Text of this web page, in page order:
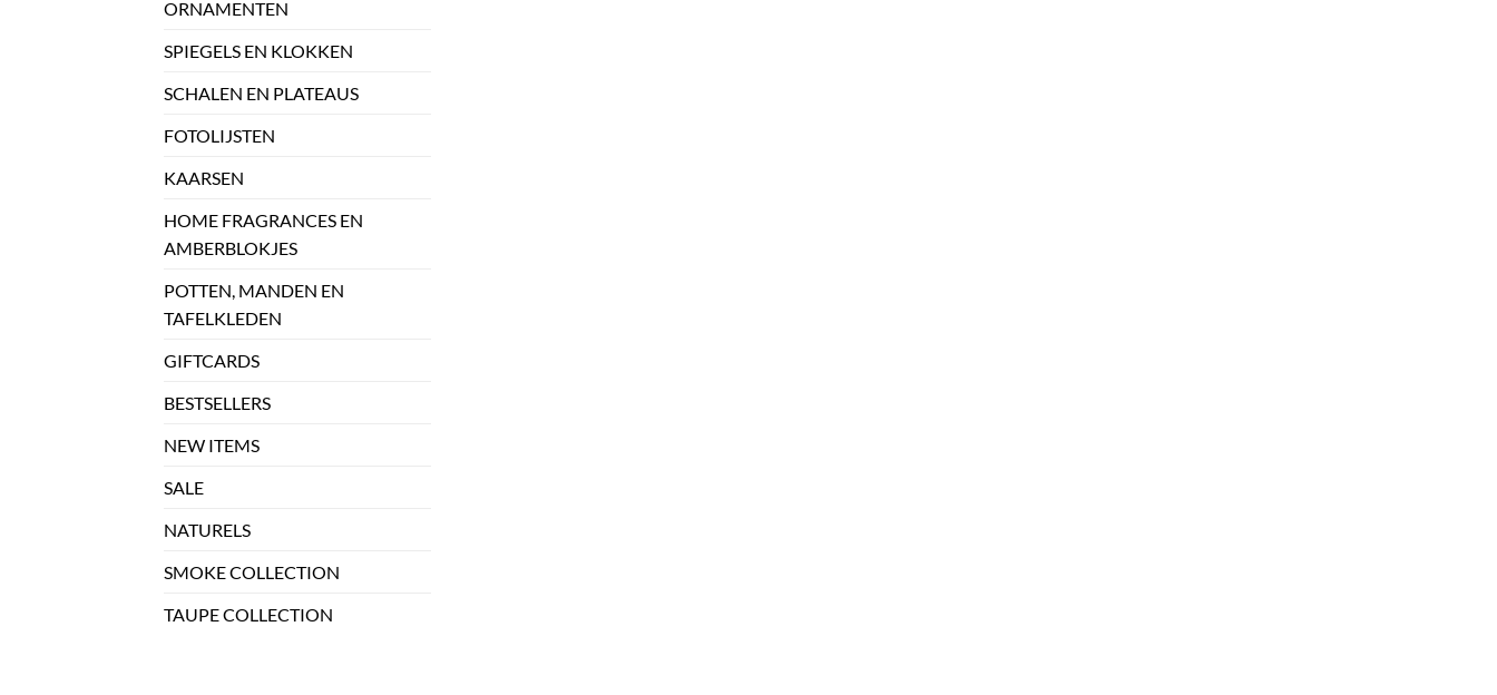
ORNAMENTEN
SPIEGELS EN KLOKKEN
SCHALEN EN PLATEAUS
FOTOLIJSTEN
KAARSEN
HOME FRAGRANCES EN
AMBERBLOKJES
POTTEN, MANDEN EN
TAFELKLEDEN
GIFTCARDS
BESTSELLERS
NEW ITEMS
SALE
NATURELS
SMOKE COLLECTION
TAUPE COLLECTION